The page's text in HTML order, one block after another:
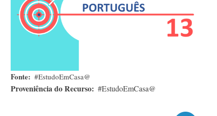
Fonte #EstudoEmCasa@
Proveniência do Recurso #EstudoEmCasa@